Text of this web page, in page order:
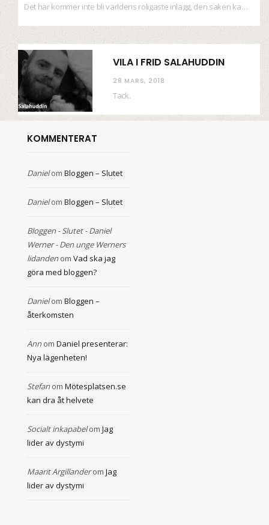
Det här kommer inte bli världens roligaste inlägg, den saken kan ni räkna med. Det…
VILA I FRID SALAHUDDIN
28 MARS, 2018
Tack.
KOMMENTERAT
Danielom Bloggen – Slutet
Danielom Bloggen – Slutet
Bloggen - Slutet - Daniel
Werner - Den unge Werners
lidanden om Vad ska jag
göra med bloggen?
Danielom Bloggen –
återkomsten
Ann om Daniel presenterar:
Nya lägenheten!
Stefan om Mötesplatsen.se
kan dra åt helvete
Socialt inkapabelom Jag
lider av dystymi
Maarit Argillanderom Jag
lider av dystymi